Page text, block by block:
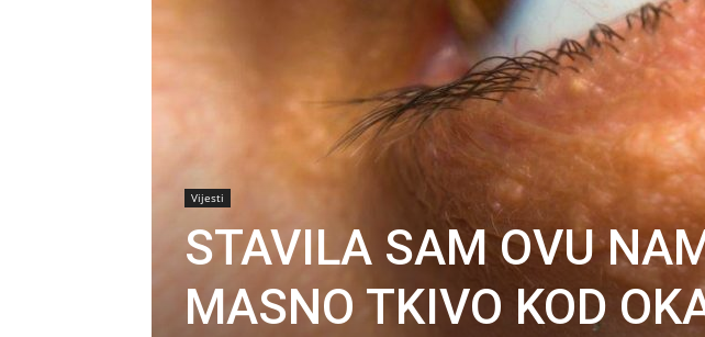
Vijesti
STAVILA SAM OVU
MASNO TKIVO KOD